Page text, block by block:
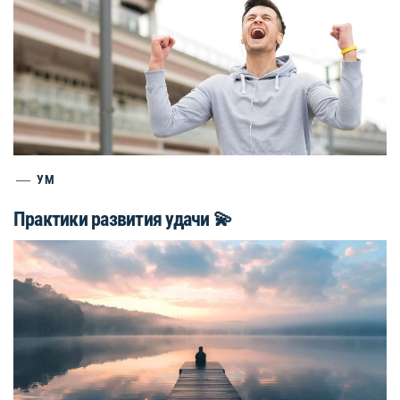
УМ
Практики развития удачи 💫